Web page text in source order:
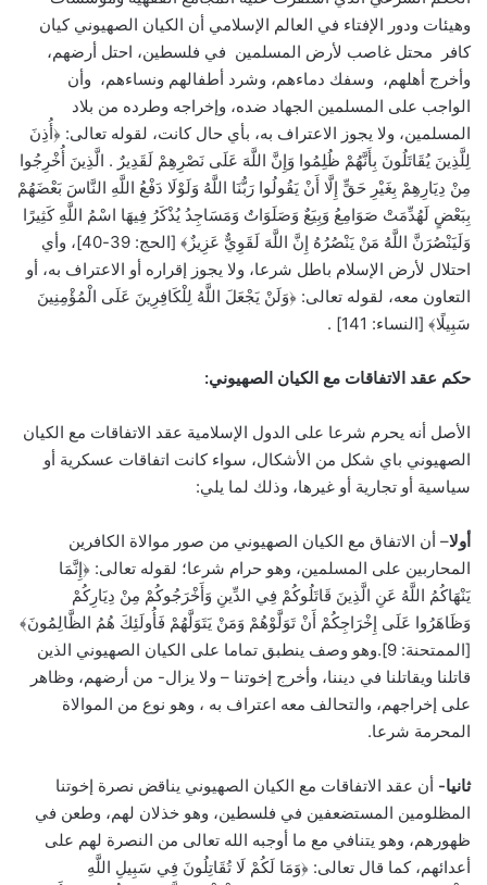
وهيئات ودور الإفتاء في العالم الإسلامي أن الكيان الصهيوني كيان
كافر محتل غاصب لأرض المسلمين في فلسطين، احتل أرضهم،
وأخرج أهلهم، وسفك دماءهم، وشرد أطفالهم ونساءهم، وأن
الواجب على المسلمين الجهاد ضده، وإخراجه وطرده من بلاد
المسلمين، ولا يجوز الاعتراف به، بأي حال كانت، لقوله تعالى: ﴿أُذِنَ
لِلَّذِينَ يُقَاتَلُونَ بِأَنَّهُمْ ظُلِمُوا وَإِنَّ اللَّهَ عَلَى نَصْرِهِمْ لَقَدِيرٌ . الَّذِينَ أُخْرِجُوا
‌مِنْ ‌دِيَارِهِمْ بِغَيْرِ حَقٍّ إِلَّا أَنْ يَقُولُوا رَبُّنَا اللَّهُ وَلَوْلَا دَفْعُ اللَّهِ النَّاسَ بَعْضَهُمْ
بِبَعْضٍ لَهُدِّمَتْ صَوَامِعُ وَبِيَعٌ وَصَلَوَاتٌ وَمَسَاجِدُ يُذْكَرُ فِيهَا اسْمُ اللَّهِ كَثِيرًا
وَلَيَنْصُرَنَّ اللَّهُ مَنْ يَنْصُرُهُ إِنَّ اللَّهَ لَقَوِيٌّ عَزِيزٌ﴾ [الحج: 39-40]، وأي
احتلال لأرض الإسلام باطل شرعا، ولا يجوز إقراره أو الاعتراف به، أو
التعاون معه، لقوله تعالى: ﴿‌وَلَنْ ‌يَجْعَلَ اللَّهُ لِلْكَافِرِينَ عَلَى الْمُؤْمِنِينَ
سَبِيلًا﴾ [النساء: 141] .
حكم عقد الاتفاقات مع الكيان الصهيوني:
الأصل أنه يحرم شرعا على الدول الإسلامية عقد الاتفاقات مع الكيان
الصهيوني باي شكل من الأشكال، سواء كانت اتفاقات عسكرية أو
سياسية أو تجارية أو غيرها، وذلك لما يلي:
أولا– أن الاتفاق مع الكيان الصهيوني من صور موالاة الكافرين
المحاربين على المسلمين، وهو حرام شرعا؛ لقوله تعالى: ﴿إِنَّمَا
يَنْهَاكُمُ اللَّهُ عَنِ الَّذِينَ قَاتَلُوكُمْ فِي الدِّينِ وَأَخْرَجُوكُمْ مِنْ دِيَارِكُمْ
وَظَاهَرُوا عَلَى إِخْرَاجِكُمْ أَنْ تَوَلَّوْهُمْ وَمَنْ يَتَوَلَّهُمْ فَأُولَئِكَ هُمُ الظَّالِمُونَ﴾
[الممتحنة: 9].وهو وصف ينطبق تماما على الكيان الصهيوني الذين
قاتلنا ويقاتلنا في ديننا، وأخرج إخوتنا – ولا يزال- من أرضهم، وظاهر
على إخراجهم، والتحالف معه اعتراف به ، وهو نوع من الموالاة
المحرمة شرعا.
ثانيا- أن عقد الاتفاقات مع الكيان الصهيوني يناقض نصرة إخوتنا
المظلومين المستضعفين في فلسطين، وهو خذلان لهم، وطعن في
ظهورهم، وهو يتنافي مع ما أوجبه الله تعالى من النصرة لهم على
أعدائهم، كما قال تعالى: ﴿وَمَا لَكُمْ لَا تُقَاتِلُونَ فِي سَبِيلِ اللَّهِ